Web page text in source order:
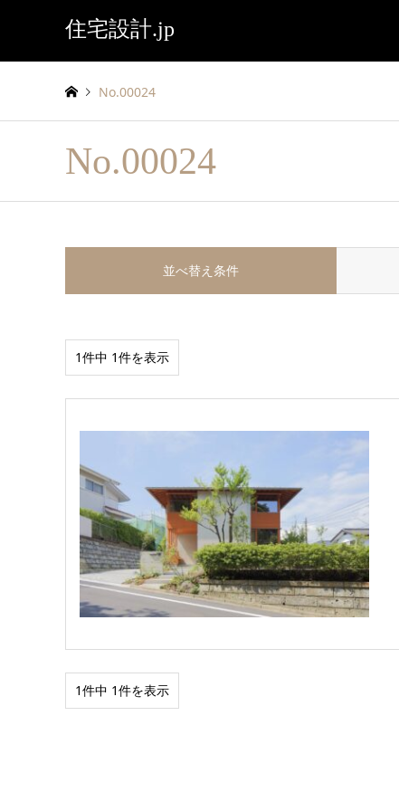
住宅設計.jp
No.00024
No.00024
並べ替え条件
1件中 1件を表示
1件中 1件を表示